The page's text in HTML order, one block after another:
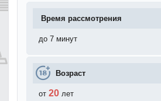
Время рассмотрения
до 7 минут
Возраст
от 20 лет